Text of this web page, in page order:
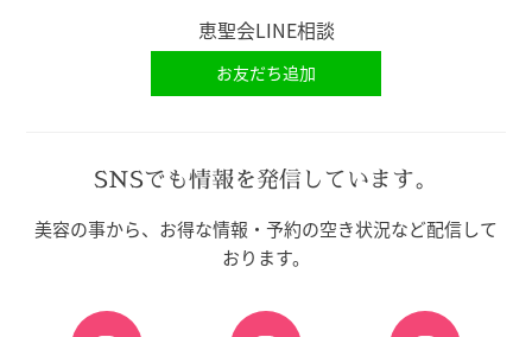
恵聖会LINE相談
お友だち追加
SNSでも情報を発信しています。
美容の事から、お得な情報・予約の空き状況など配信して
おります。